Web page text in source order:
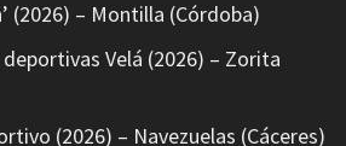
(2026) – Montilla (Córdoba)
Velá (2026) – Zorita
(2026) – Navezuelas (Cáceres)